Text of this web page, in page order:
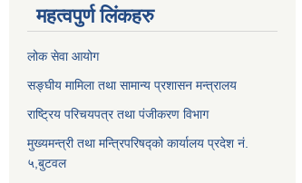
महत्वपुर्ण लिंकहरु
लोक सेवा आयोग
सङ्घीय मामिला तथा सामान्य प्रशासन मन्त्रालय
राष्ट्रिय परिचयपत्र तथा पंजीकरण विभाग
मुख्यमन्त्री तथा मन्त्रिपरिषद्को कार्यालय प्रदेश नं.
५,बुटवल